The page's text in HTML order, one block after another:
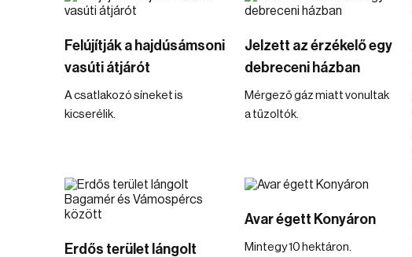
Felújítják a hajdúsámsoni
vasúti átjárót
A csatlakozó síneket is
kicserélik.
Jelzett az érzékelő egy
debreceni házban
Mérgező gáz miatt vonultak
a tűzoltók.
Erdős terület lángolt
Avar égett Konyáron
Mintegy 10 hektáron.